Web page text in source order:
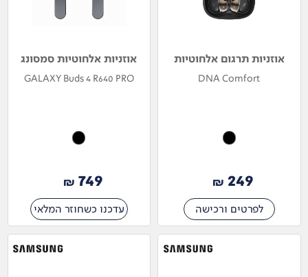
אוזניות תרגום אלחוטיות
DNA Comfort
249
₪
לפרטים ורכישה
אוזניות אלחוטיות סמסונג
GALAXY Buds 4 R640 PRO
749
₪
עדכנו כשחוזר המלאי